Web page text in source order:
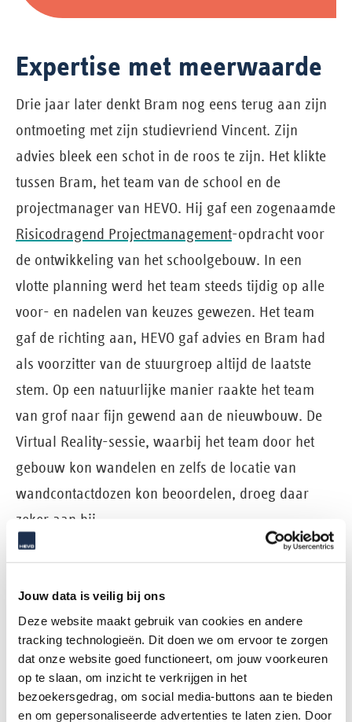
Jouw data is veilig bij ons
Deze website maakt gebruik van cookies en andere
tracking technologieën. Dit doen we om ervoor te zorgen
dat onze website goed functioneert, om jouw voorkeuren
op te slaan, om inzicht te verkrijgen in het
bezoekersgedrag, om social media-buttons aan te bieden
en om gepersonaliseerde advertenties te laten zien. Door
Expertise met meerwaarde
Drie jaar later denkt Bram nog eens terug aan zijn
ontmoeting met zijn studievriend Vincent. Zijn
advies bleek een schot in de roos te zijn. Het klikte
tussen Bram, het team van de school en de
projectmanager van HEVO. Hij gaf een zogenaamde
Risicodragend Projectmanagement-opdracht voor
de ontwikkeling van het schoolgebouw. In een
vlotte planning werd het team steeds tijdig op alle
voor- en nadelen van keuzes gewezen. Het team
gaf de richting aan, HEVO gaf advies en Bram had
als voorzitter van de stuurgroep altijd de laatste
stem. Op een natuurlijke manier raakte het team
van grof naar fijn gewend aan de nieuwbouw. De
Virtual Reality-sessie, waarbij het team door het
gebouw kon wandelen en zelfs de locatie van
wandcontactdozen kon beoordelen, droeg daar
zeker aan bij.
Zekerheid op prijs, planning
én kwaliteit inclusief
invloed op het proces.